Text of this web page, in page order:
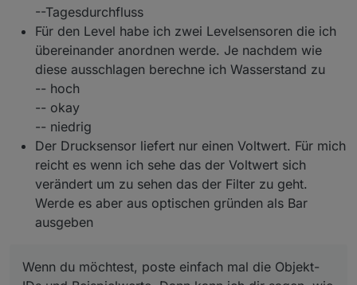
wie und ob wir das sauber anbinden können.
Danke dir für deine Ideen – finde ich spannend!
--Tagesdurchfluss
Für den Level habe ich zwei Levelsensoren die ich
übereinander anordnen werde. Je nachdem wie
diese ausschlagen berechne ich Wasserstand zu
-- hoch
-- okay
-- niedrig
Der Drucksensor liefert nur einen Voltwert. Für mich
reicht es wenn ich sehe das der Voltwert sich
verändert um zu sehen das der Filter zu geht.
Werde es aber aus optischen gründen als Bar
ausgeben
Wenn du möchtest, poste einfach mal die Objekt-